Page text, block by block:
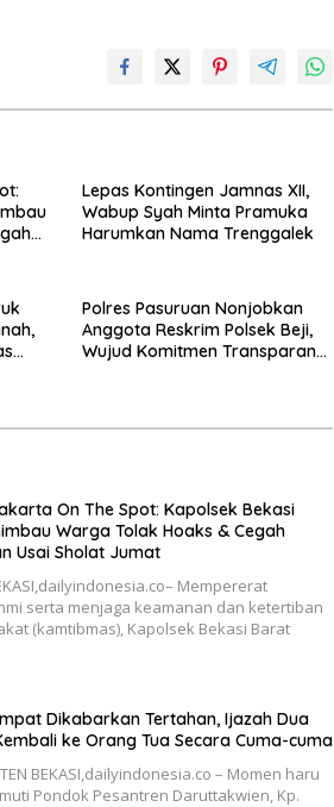
Lepas Kontingen Jamnas XII,
Wabup Syah Minta Pramuka
Harumkan Nama Trenggalek
Polres Pasuruan Nonjobkan
Anggota Reskrim Polsek Beji,
Wujud Komitmen Transparansi
On The Spot: Kapolsek Bekasi
Warga Tolak Hoaks & Cegah
Usai Sholat Jumat
Mempererat
serta menjaga keamanan dan ketertiban
(kamtibmas), Kapolsek Bekasi Barat
Dikabarkan Tertahan, Ijazah Dua
ke Orang Tua Secara Cuma-cuma
BEKASI,dailyindonesia.co – Momen haru
Pondok Pesantren Daruttakwien, Kp.